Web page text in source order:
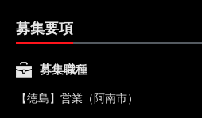
募集要項
募集職種
【徳島】営業（阿南市）